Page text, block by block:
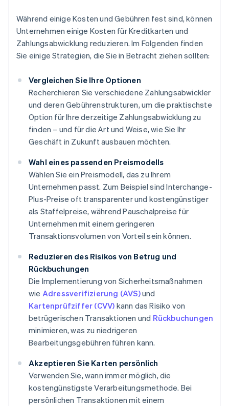
Während einige Kosten und Gebühren fest sind, können
Unternehmen einige Kosten für Kreditkarten und
Zahlungsabwicklung reduzieren. Im Folgenden finden
Sie einige Strategien, die Sie in Betracht ziehen sollten:
Vergleichen Sie Ihre Optionen
Recherchieren Sie verschiedene Zahlungsabwickler
und deren Gebührenstrukturen, um die praktischste
Option für Ihre derzeitige Zahlungsabwicklung zu
finden – und für die Art und Weise, wie Sie Ihr
Geschäft in Zukunft ausbauen möchten.
Wahl eines passenden Preismodells
Wählen Sie ein Preismodell, das zu Ihrem
Unternehmen passt. Zum Beispiel sind Interchange-
Plus-Preise oft transparenter und kostengünstiger
als Staffelpreise, während Pauschalpreise für
Unternehmen mit einem geringeren
Transaktionsvolumen von Vorteil sein können.
Reduzieren des Risikos von Betrug und
Rückbuchungen
Die Implementierung von Sicherheitsmaßnahmen
wie Adressverifizierung (AVS)und
Kartenprüfziffer (CVV) kann das Risiko von
betrügerischen Transaktionen und Rückbuchungen
minimieren, was zu niedrigeren
Bearbeitungsgebühren führen kann.
Akzeptieren Sie Karten persönlich
Verwenden Sie, wann immer möglich, die
kostengünstigste Verarbeitungsmethode. Bei
persönlichen Transaktionen mit einem